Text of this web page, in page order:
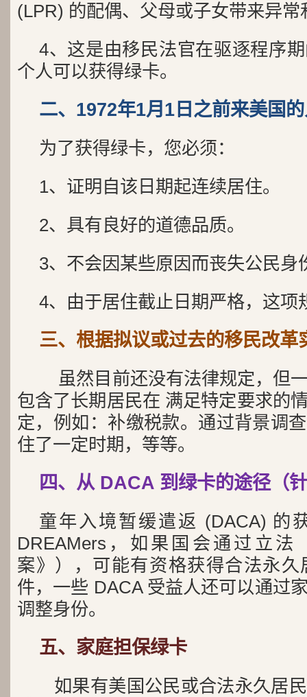
(LPR) 的配偶、父母或子女带来异
4、这是由移民法官在驱逐程序
个人可以获得绿卡。
二、1972年1月1日之前来美国
为了获得绿卡，您必须：
1、证明自该日期起连续居住。
2、具有良好的道德品质。
3、不会因某些原因而丧失公民身
4、由于居住截止日期严格，这项
三、根据拟议或过去的移民改革
虽然目前还没有法律规定，但
包含了长期居民在 满足特定要求的
定，例如：补缴税款。通过背景调
住了一定时期，等等。
四、从 DACA 到绿卡的途径（
童年入境暂缓遣返 (DACA) 的
DREAMers，如果国会通过立法
案》），可能有资格获得合法永
件，一些 DACA 受益人还可以通过
调整身份。
五、家庭担保绿卡
如果有美国公民或合法永久居